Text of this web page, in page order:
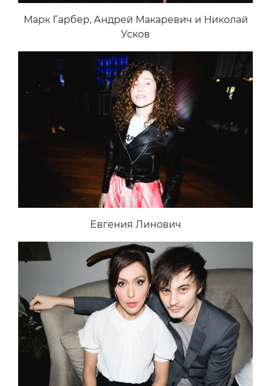
Марк Гарбер, Андрей Макаревич и Николай
Усков
Евгения Линович